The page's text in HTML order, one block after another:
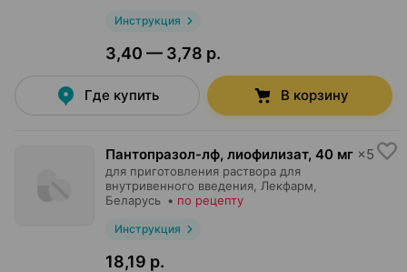
Инструкция
3,40 — 3,78 р.
Где купить В корзину
Пантопразол-лф, лиофилизат, 40 мг ×5
для приготовления раствора для
внутривенного введения, Лекфарм
Беларусь • по рецепту
Инструкция
18,19 р.